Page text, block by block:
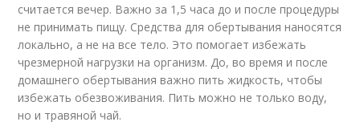
считается вечер. Важно за 1,5 часа до и после процедуры
не принимать пищу. Средства для обертывания наносятся
локально, а не на все тело. Это помогает избежать
чрезмерной нагрузки на организм. До, во время и после
домашнего обертывания важно пить жидкость, чтобы
избежать обезвоживания. Пить можно не только воду,
но и травяной чай.